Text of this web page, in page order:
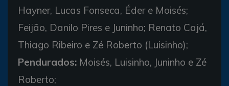
Hayner, Lucas Fonseca, Éder e Moisés;
Feijão, Danilo Pires e Juninho; Renato Cajá,
Thiago Ribeiro e Zé Roberto (Luisinho);
Pendurados: Moisés, Luisinho, Juninho e Zé
Roberto;